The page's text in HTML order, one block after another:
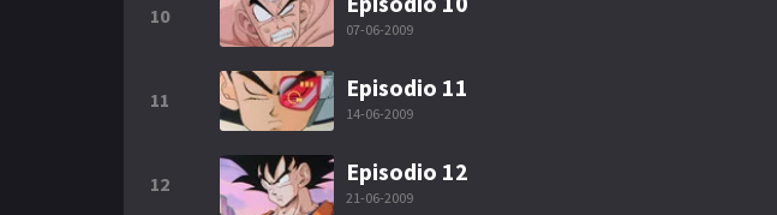
10
07-06-2009
11 Episodio 11
14-06-2009
12 Episodio 12
21-06-2009